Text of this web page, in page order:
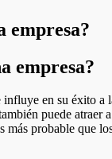
empresa?
empresa?
puede atraer
probable que